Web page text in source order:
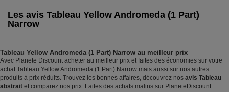
Les avis Tableau Yellow Andromeda (1 Part)
Narrow
Tableau Yellow Andromeda (1 Part) Narrow au meilleur prix
Avec Planete Discount acheter au meilleur prix et faites des économies sur votre
achat Tableau Yellow Andromeda (1 Part) Narrow mais aussi sur nos autres
produits à prix réduits. Trouvez les bonnes affaires, découvrez nos avis Tableau
abstrait et comparez nos prix. Faites des achats malins sur PlaneteDiscount.